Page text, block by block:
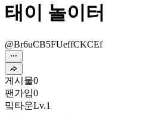
태이 놀이터
@Br6uCB5FUeffCKCEf
게시물0
팬가입0
밐타운Lv.1